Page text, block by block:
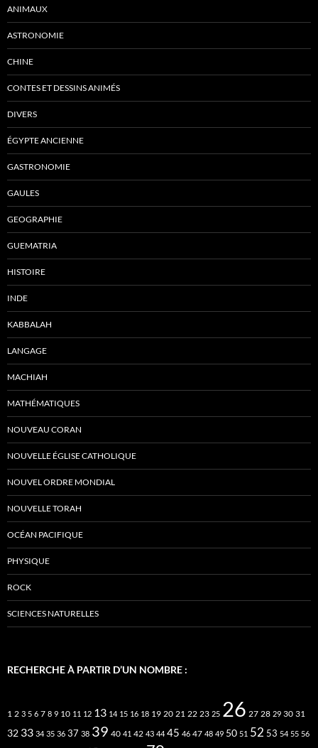
ANIMAUX
ASTRONOMIE
CHINE
CONTES ET DESSINS ANIMÉS
DIVERS
ÉGYPTE ANCIENNE
GASTRONOMIE
GAULES
GEOGRAPHIE
GUEMATRIA
HISTOIRE
INDE
KABBALAH
LANGAGE
MACHIAH
MATHÉMATIQUES
NOUVEAU CORAN
NOUVELLE ÉGLISE CATHOLIQUE
NOUVEL ORDRE MONDIAL
NOUVELLE TORAH
OCÉAN PACIFIQUE
PHYSIQUE
ROCK
SCIENCES NATURELLES
RECHERCHE À PARTIR D’UN NOMBRE :
1 2 3 5 6 7 8 9 10 11 12 13 14 15 16 18 19 20 21 22 23 25 26 27 28 29 30 31
32 33 34 35 36 37 38 39 40 41 42 43 44 45 46 47 48 49 50 51 52 53 54 55 56